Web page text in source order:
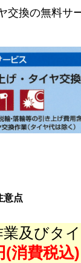
交換の無料サ
意点
業及びタ
(消費税込)